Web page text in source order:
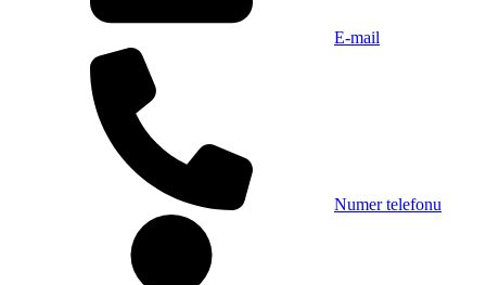
E-mail
Numer telefonu